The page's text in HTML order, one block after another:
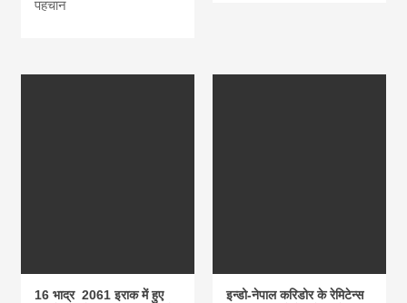
पहचान
16 भाद्र 2061 इराक में हुए
इन्डो-नेपाल करिडोर के रेमिटेन्स